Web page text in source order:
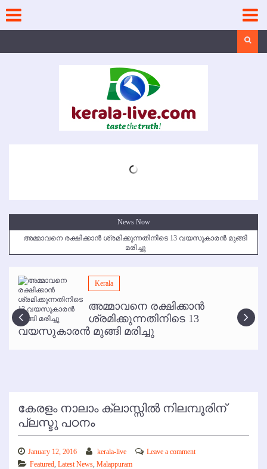
content
News Now
അമ്മാവനെ രക്ഷിക്കാന്‍ ശ്രമിക്കുന്നതിനിടെ 13 വയസുകാരന്‍ മുങ്ങി
മരിച്ചു
മമ്പുറം ആണ്ടു നേര്‍ച്ച ജൂണ്‍ 17 മുതല്‍
ഇനി രമേശ് പിഷാരടി സ്റ്റേജ് ഷോകള്‍ക്ക് ഇല്ല
കോഴിക്കോട് വിമാനത്താവളത്തില്‍ അനധികൃത പാര്‍ക്കിംഗ് പിരിവ് :
പരാതി തള്ളി
Kerala
അമ്മാവനെ രക്ഷിക്കാന്‍
ശ്രമിക്കുന്നതിനിടെ 13
വയസുകാരന്‍ മുങ്ങി മരിച്ചു
കേരളം നാലാം ക്ലാസ്സില്‍ നിലമ്പൂരിന്
പ്ലസ്ടു പഠനം
January 12, 2016 kerala-live
Leave a comment
Featured Latest News Malappuram